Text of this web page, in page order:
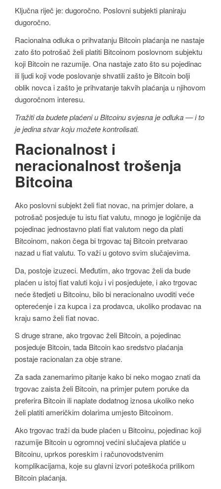
Ključna riječ je: dugoročno. Poslovni subjekti planiraju
dugoročno.
Racionalna odluka o prihvatanju Bitcoin plaćanja ne nastaje
zato što potrošač želi platiti Bitcoinom poslovnom subjektu
koji Bitcoin ne razumije. Ona nastaje zato što su pojedinac
ili ljudi koji vode poslovanje shvatili zašto je Bitcoin bolji
oblik novca i zašto je prihvatanje takvih plaćanja u njihovom
dugoročnom interesu.
Tražiti da budete plaćeni u Bitcoinu svjesna je odluka — i to
je jedina stvar koju možete kontrolisati.
Racionalnost i
neracionalnost trošenja
Bitcoina
Ako poslovni subjekt želi fiat novac, na primjer dolare, a
potrošač posjeduje tu istu fiat valutu, mnogo je logičnije da
pojedinac jednostavno plati fiat valutom nego da plati
Bitcoinom, nakon čega bi trgovac taj Bitcoin pretvarao
nazad u fiat valutu. To važi u gotovo svim slučajevima.
Da, postoje izuzeci. Međutim, ako trgovac želi da bude
plaćen u istoj fiat valuti koju i vi posjedujete, i ako trgovac
neće štedjeti u Bitcoinu, bilo bi neracionalno uvoditi veće
opterećenje i za kupca i za prodavca, ukoliko prodavac na
kraju samo želi fiat novac.
S druge strane, ako trgovac želi Bitcoin, a pojedinac
posjeduje Bitcoin, tada Bitcoin kao sredstvo plaćanja
postaje racionalan za obje strane.
Za sada zanemarimo pitanje kako bi neko mogao znati da
trgovac zaista želi Bitcoin, na primjer putem poruke da
preferira Bitcoin ili naplate dodatnog iznosa ukoliko neko
želi platiti američkim dolarima umjesto Bitcoinom.
Ako trgovac traži da bude plaćen u Bitcoinu, pojedinac koji
razumije Bitcoin u ogromnoj većini slučajeva platiće u
Bitcoinu, uprkos poreskim i računovodstvenim
komplikacijama, koje su glavni izvori poteškoća prilikom
Bitcoin plaćanja.